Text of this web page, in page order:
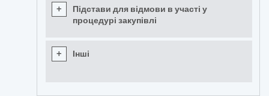
+
Підстави для відмови в участі у
процедурі закупівлі
+ Інші